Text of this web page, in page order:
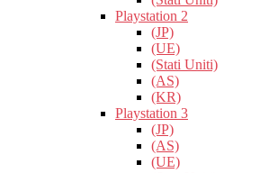
Playstation 2
(JP)
(UE)
(Stati Uniti)
(AS)
(KR)
Playstation 3
(JP)
(AS)
(UE)